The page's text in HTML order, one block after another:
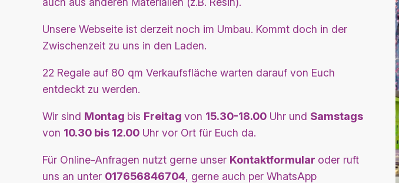
Unsere Webseite ist derzeit noch im Umbau. Kommt doch in der
Zwischenzeit zu uns in den Laden.
22 Regale auf 80 qm Verkaufsfläche warten darauf von Euch
entdeckt zu werden.
Wir sind Montag bis Freitag von 15.30-18.00 Uhr und Samstags
von 10.30 bis 12.00 Uhr vor Ort für Euch da.
Für Online-Anfragen nutzt gerne unser Kontaktformular oder ruft
uns an unter 017656846704, gerne auch per WhatsApp